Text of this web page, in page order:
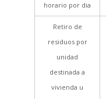
horario por dia
Retiro de
residuos por
unidad
destinada a
vivienda u